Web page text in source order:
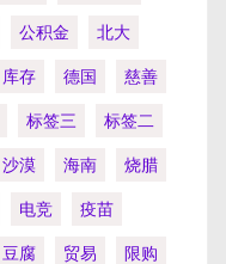
公积金
北大
库存 德国
慈善
标签三
标签二
沙漠 海南
烧腊
电竞
疫苗
豆腐 贸易 限购